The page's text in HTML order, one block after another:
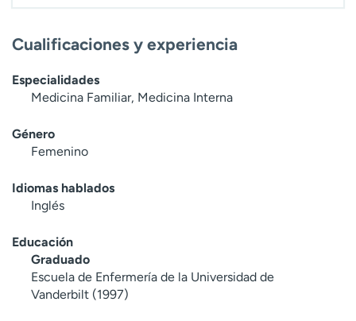
Cualificaciones y experiencia
Especialidades
Medicina Familiar, Medicina Interna
Género
Femenino
Idiomas hablados
Inglés
Educación
Graduado
Escuela de Enfermería de la Universidad de
Vanderbilt (1997)